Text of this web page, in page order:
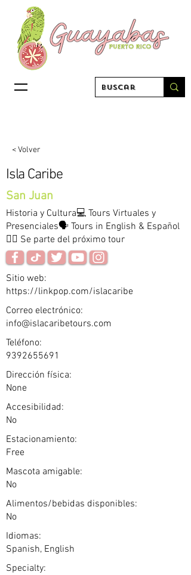
< Volver
Isla Caribe
San Juan
Historia y Cultura💻 Tours Virtuales y
Presenciales🗣 Tours in English & Español
👇🏽 Se parte del próximo tour
Sitio web:
https://linkpop.com/islacaribe
Correo electrónico:
info@islacaribetours.com
Teléfono:
9392655691
Dirección física:
None
Accesibilidad:
No
Estacionamiento:
Free
Mascota amigable:
No
Alimentos/bebidas disponibles:
No
Idiomas:
Spanish, English
Specialty: